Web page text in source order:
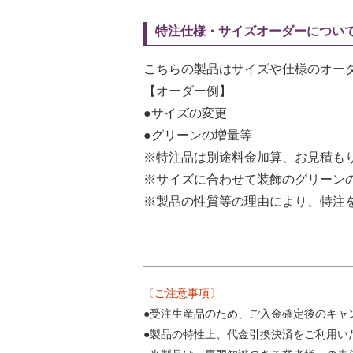
特注仕様・サイズオーダーについ
こちらの製品はサイズや仕様のオー
【オーダー例】
●サイズの変更
●グリーンの増量等
※特注品は別途料金加算、お見積も
※サイズに合わせて装飾のグリーン
※製品の性質等の理由により、特注
〔ご注意事項〕
●受注生産品のため、ご入金確定後のキ
●製品の特性上、代金引換決済をご利用い